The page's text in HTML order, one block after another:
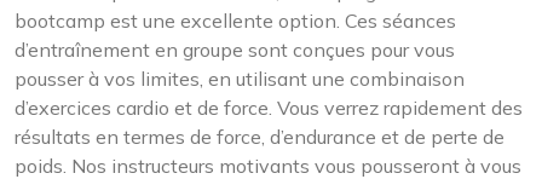
bootcamp est une excellente option. Ces séances
d’entraînement en groupe sont conçues pour vous
pousser à vos limites, en utilisant une combinaison
d’exercices cardio et de force. Vous verrez rapidement des
résultats en termes de force, d’endurance et de perte de
poids. Nos instructeurs motivants vous pousseront à vous